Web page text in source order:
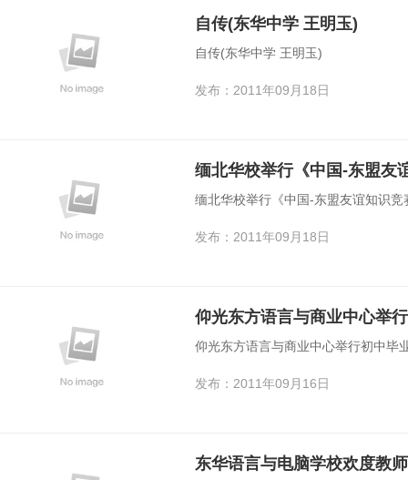
自传(东华中学 王明玉)
自传(东华中学 王明玉)
发布：2011年09月18日
缅北华校举行《中国-东盟友
缅北华校举行《中国-东盟友谊知识竞
发布：2011年09月18日
仰光东方语言与商业中心举
仰光东方语言与商业中心举行初中毕
发布：2011年09月16日
东华语言与电脑学校欢度教